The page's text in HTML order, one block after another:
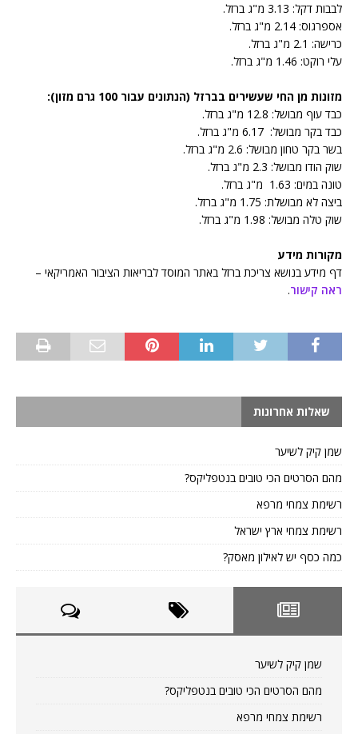
לבבות דקל: 3.13 מ"ג ברזל.
אספרגוס: 2.14 מ"ג ברזל.
כרישה: 2.1 מ"ג ברזל.
עלי רוקט: 1.46 מ"ג ברזל.
מזונות מן החי שעשירים בברזל (הנתונים עבור 100 גרם מזון):
כבד עוף מבושל: 12.8 מ"ג ברזל.
כבד בקר מבושל: 6.17 מ"ג ברזל.
בשר בקר טחון מבושל: 2.6 מ"ג ברזל.
שוק הודו מבושל: 2.3 מ"ג ברזל.
טונה במים: 1.63 מ"ג ברזל.
ביצה לא מבושלת: 1.75 מ"ג ברזל.
שוק טלה מבושל: 1.98 מ"ג ברזל.
מקורות מידע
דף מידע בנושא צריכת ברזל באתר המוסד לבריאות הציבור האמריקאי –
ראה קישור.
שאלות אחרונות
שמן קיק לשיער
מהם הסרטים הכי טובים בנטפליקס?
רשימת צמחי מרפא
רשימת צמחי ארץ ישראל
כמה כסף יש לאילון מאסק?
שמן קיק לשיער
מהם הסרטים הכי טובים בנטפליקס?
רשימת צמחי מרפא